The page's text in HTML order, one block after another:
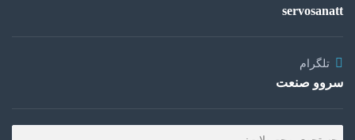
servosanatt
تلگرام
سروو صنعت